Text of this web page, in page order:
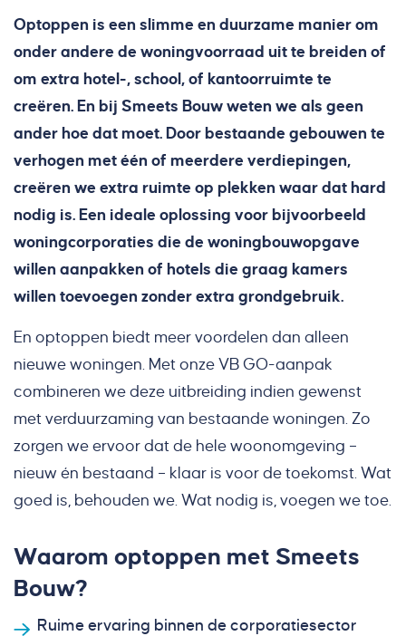
Optoppen is een slimme en duurzame manier om
onder andere de woningvoorraad uit te breiden of
om extra hotel-, school, of kantoorruimte te
creëren. En bij Smeets Bouw weten we als geen
ander hoe dat moet. Door bestaande gebouwen te
verhogen met één of meerdere verdiepingen,
creëren we extra ruimte op plekken waar dat hard
nodig is. Een ideale oplossing voor bijvoorbeeld
woningcorporaties die de woningbouwopgave
willen aanpakken of hotels die graag kamers
willen toevoegen zonder extra grondgebruik.
En optoppen biedt meer voordelen dan alleen
nieuwe woningen. Met onze VB GO-aanpak
combineren we deze uitbreiding indien gewenst
met verduurzaming van bestaande woningen. Zo
zorgen we ervoor dat de hele woonomgeving –
nieuw én bestaand – klaar is voor de toekomst. Wat
goed is, behouden we. Wat nodig is, voegen we toe.
Waarom optoppen met Smeets
Bouw?
Ruime ervaring binnen de corporatiesector